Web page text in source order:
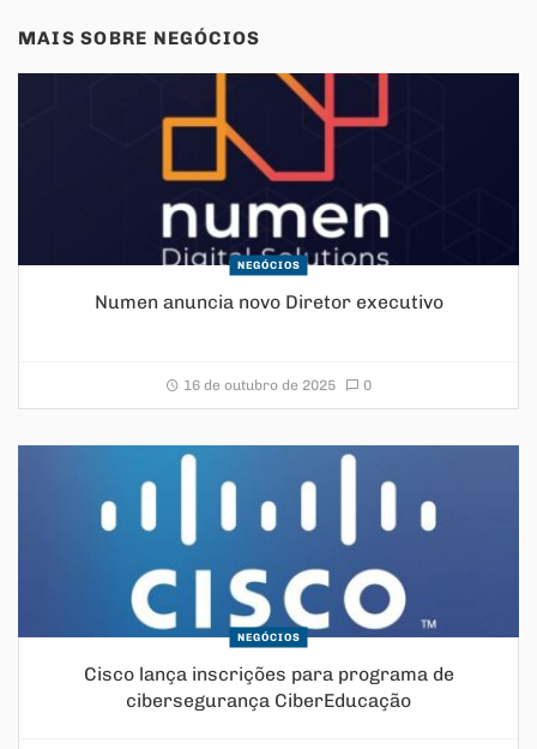
MAIS SOBRE NEGÓCIOS
NEGÓCIOS
Numen anuncia novo Diretor executivo
16 de outubro de 2025 0
NEGÓCIOS
Cisco lança inscrições para programa de
cibersegurança CiberEducação